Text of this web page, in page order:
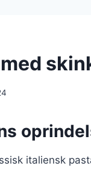
italiensk